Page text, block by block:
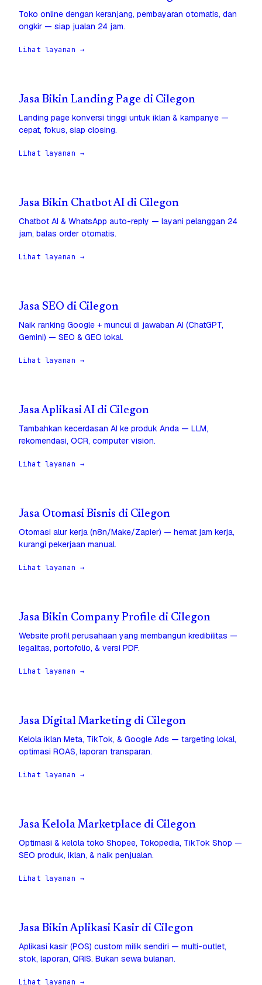
Toko online dengan keranjang, pembayaran otomatis, dan
ongkir — siap jualan 24 jam.
Lihat layanan →
Jasa Bikin Landing Page di Cilegon
Landing page konversi tinggi untuk iklan & kampanye —
cepat, fokus, siap closing.
Lihat layanan →
Jasa Bikin Chatbot AI di Cilegon
Chatbot AI & WhatsApp auto-reply — layani pelanggan 24
jam, balas order otomatis.
Lihat layanan →
Jasa SEO di Cilegon
Naik ranking Google + muncul di jawaban AI (ChatGPT,
Gemini) — SEO & GEO lokal.
Lihat layanan →
Jasa Aplikasi AI di Cilegon
Tambahkan kecerdasan AI ke produk Anda — LLM,
rekomendasi, OCR, computer vision.
Lihat layanan →
Jasa Otomasi Bisnis di Cilegon
Otomasi alur kerja (n8n/Make/Zapier) — hemat jam kerja,
kurangi pekerjaan manual.
Lihat layanan →
Jasa Bikin Company Profile di Cilegon
Website profil perusahaan yang membangun kredibilitas —
legalitas, portofolio, & versi PDF.
Lihat layanan →
Jasa Digital Marketing di Cilegon
Kelola iklan Meta, TikTok, & Google Ads — targeting lokal,
optimasi ROAS, laporan transparan.
Lihat layanan →
Jasa Kelola Marketplace di Cilegon
Optimasi & kelola toko Shopee, Tokopedia, TikTok Shop —
SEO produk, iklan, & naik penjualan.
Lihat layanan →
Jasa Bikin Aplikasi Kasir di Cilegon
Aplikasi kasir (POS) custom milik sendiri — multi-outlet,
stok, laporan, QRIS. Bukan sewa bulanan.
Lihat layanan →